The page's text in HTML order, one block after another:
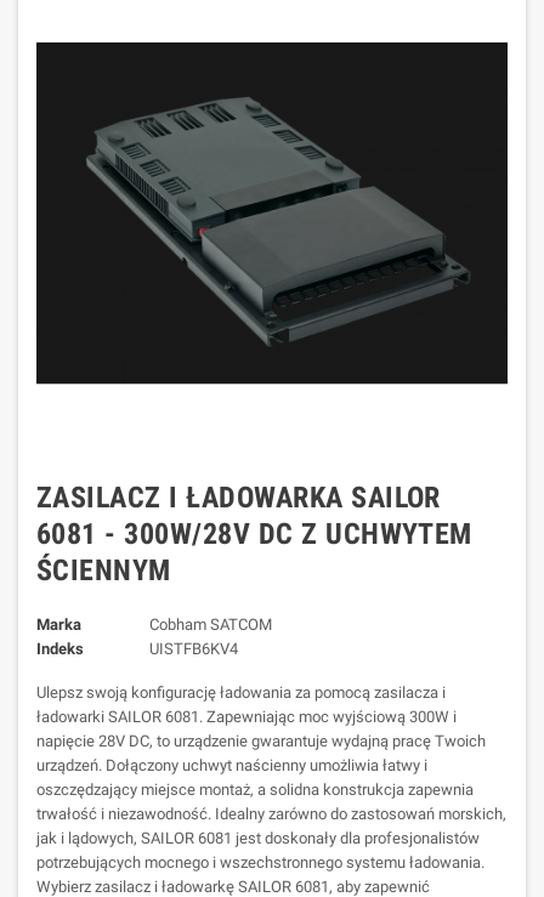
ZASILACZ I ŁADOWARKA SAILOR
6081 - 300W/28V DC Z UCHWYTEM
ŚCIENNYM
Marka
Cobham SATCOM
Indeks
UISTFB6KV4
Ulepsz swoją konfigurację ładowania za pomocą zasilacza i
ładowarki SAILOR 6081. Zapewniając moc wyjściową 300W i
napięcie 28V DC, to urządzenie gwarantuje wydajną pracę Twoich
urządzeń. Dołączony uchwyt naścienny umożliwia łatwy i
oszczędzający miejsce montaż, a solidna konstrukcja zapewnia
trwałość i niezawodność. Idealny zarówno do zastosowań morskich,
jak i lądowych, SAILOR 6081 jest doskonały dla profesjonalistów
potrzebujących mocnego i wszechstronnego systemu ładowania.
Wybierz zasilacz i ładowarkę SAILOR 6081, aby zapewnić